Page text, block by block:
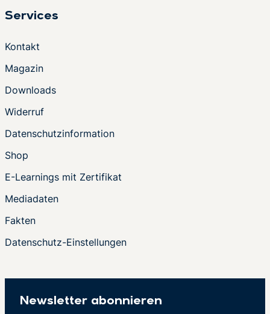
Services
Kontakt
Magazin
Downloads
Widerruf
Datenschutzinformation
Shop
E-Learnings mit Zertifikat
Mediadaten
Fakten
Datenschutz-Einstellungen
Newsletter abonnieren